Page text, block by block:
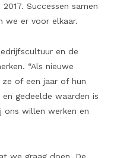
Successen samen
we er voor elkaar.
en de
“Als nieuwe
ze of een jaar of hun
gedeelde waarden is
ons willen werken en